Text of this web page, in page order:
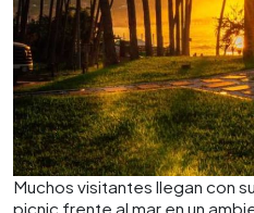
Muchos visitantes llegan con
picnic frente al mar en un